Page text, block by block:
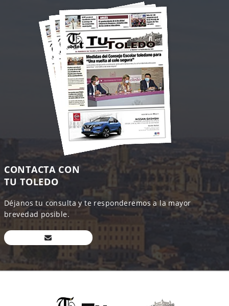
CONTACTA CON
TU TOLEDO
Déjanos tu consulta y te responderemos a la mayor
brevedad posible.